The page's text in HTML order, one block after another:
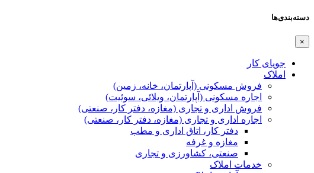
دسته‌بندی‌ها
×
جویای کار
املاک
فروش مسکونی (آپارتمان، خانه، زمین)
اجاره مسکونی (آپارتمان، ویلائی، سوئیت)
فروش اداری و تجاری (مغازه، دفتر کار، صنعتی)
اجاره اداری و تجاری (مغازه، دفتر کار، صنعتی)
دفتر کار، اتاق اداری و مطب
مغازه و غرفه
صنعتی،‌ کشاورزی و تجاری
خدمات املاک